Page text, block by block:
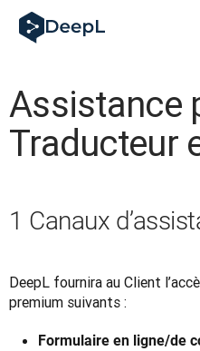
DeepL pour agents IA
Translation Flow de DeepL
Découvrez Translation
Décoder la notion de
Évaluation qualité
Assistance
Traducteur
1 Canaux
DeepL fournira au Client
premium suivants :
Formulaire en ligne/de